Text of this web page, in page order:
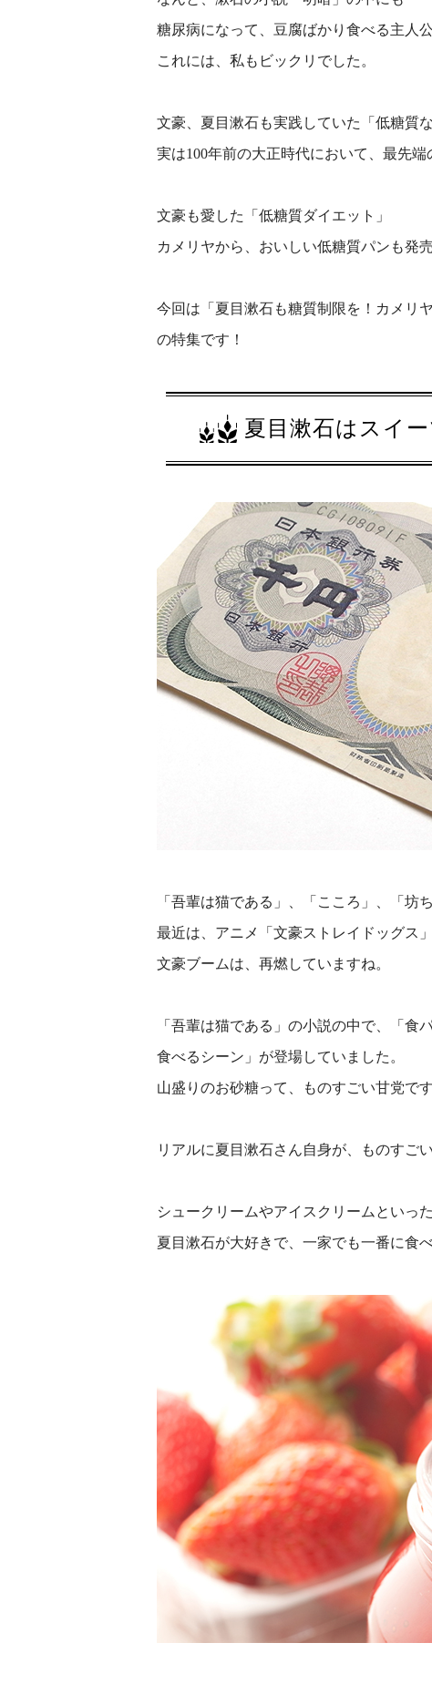
糖尿病になって、豆腐ばかり食べる主人
これには、私もビックリでした。
文豪、夏目漱石も実践していた「低糖質な
実は100年前の大正時代において、最先端
文豪も愛した「低糖質ダイエット」
カメリヤから、おいしい低糖質パンも発
今回は「夏目漱石も糖質制限を！カメリ
の特集です！
夏目漱石はスイ
「吾輩は猫である」、「こころ」、「坊
最近は、アニメ「文豪ストレイドッグス
文豪ブームは、再燃していますね。
「吾輩は猫である」の小説の中で、「食
食べるシーン」が登場していました。
山盛りのお砂糖って、ものすごい甘党で
リアルに夏目漱石さん自身が、ものすご
シュークリームやアイスクリームといっ
夏目漱石が大好きで、一家でも一番に食